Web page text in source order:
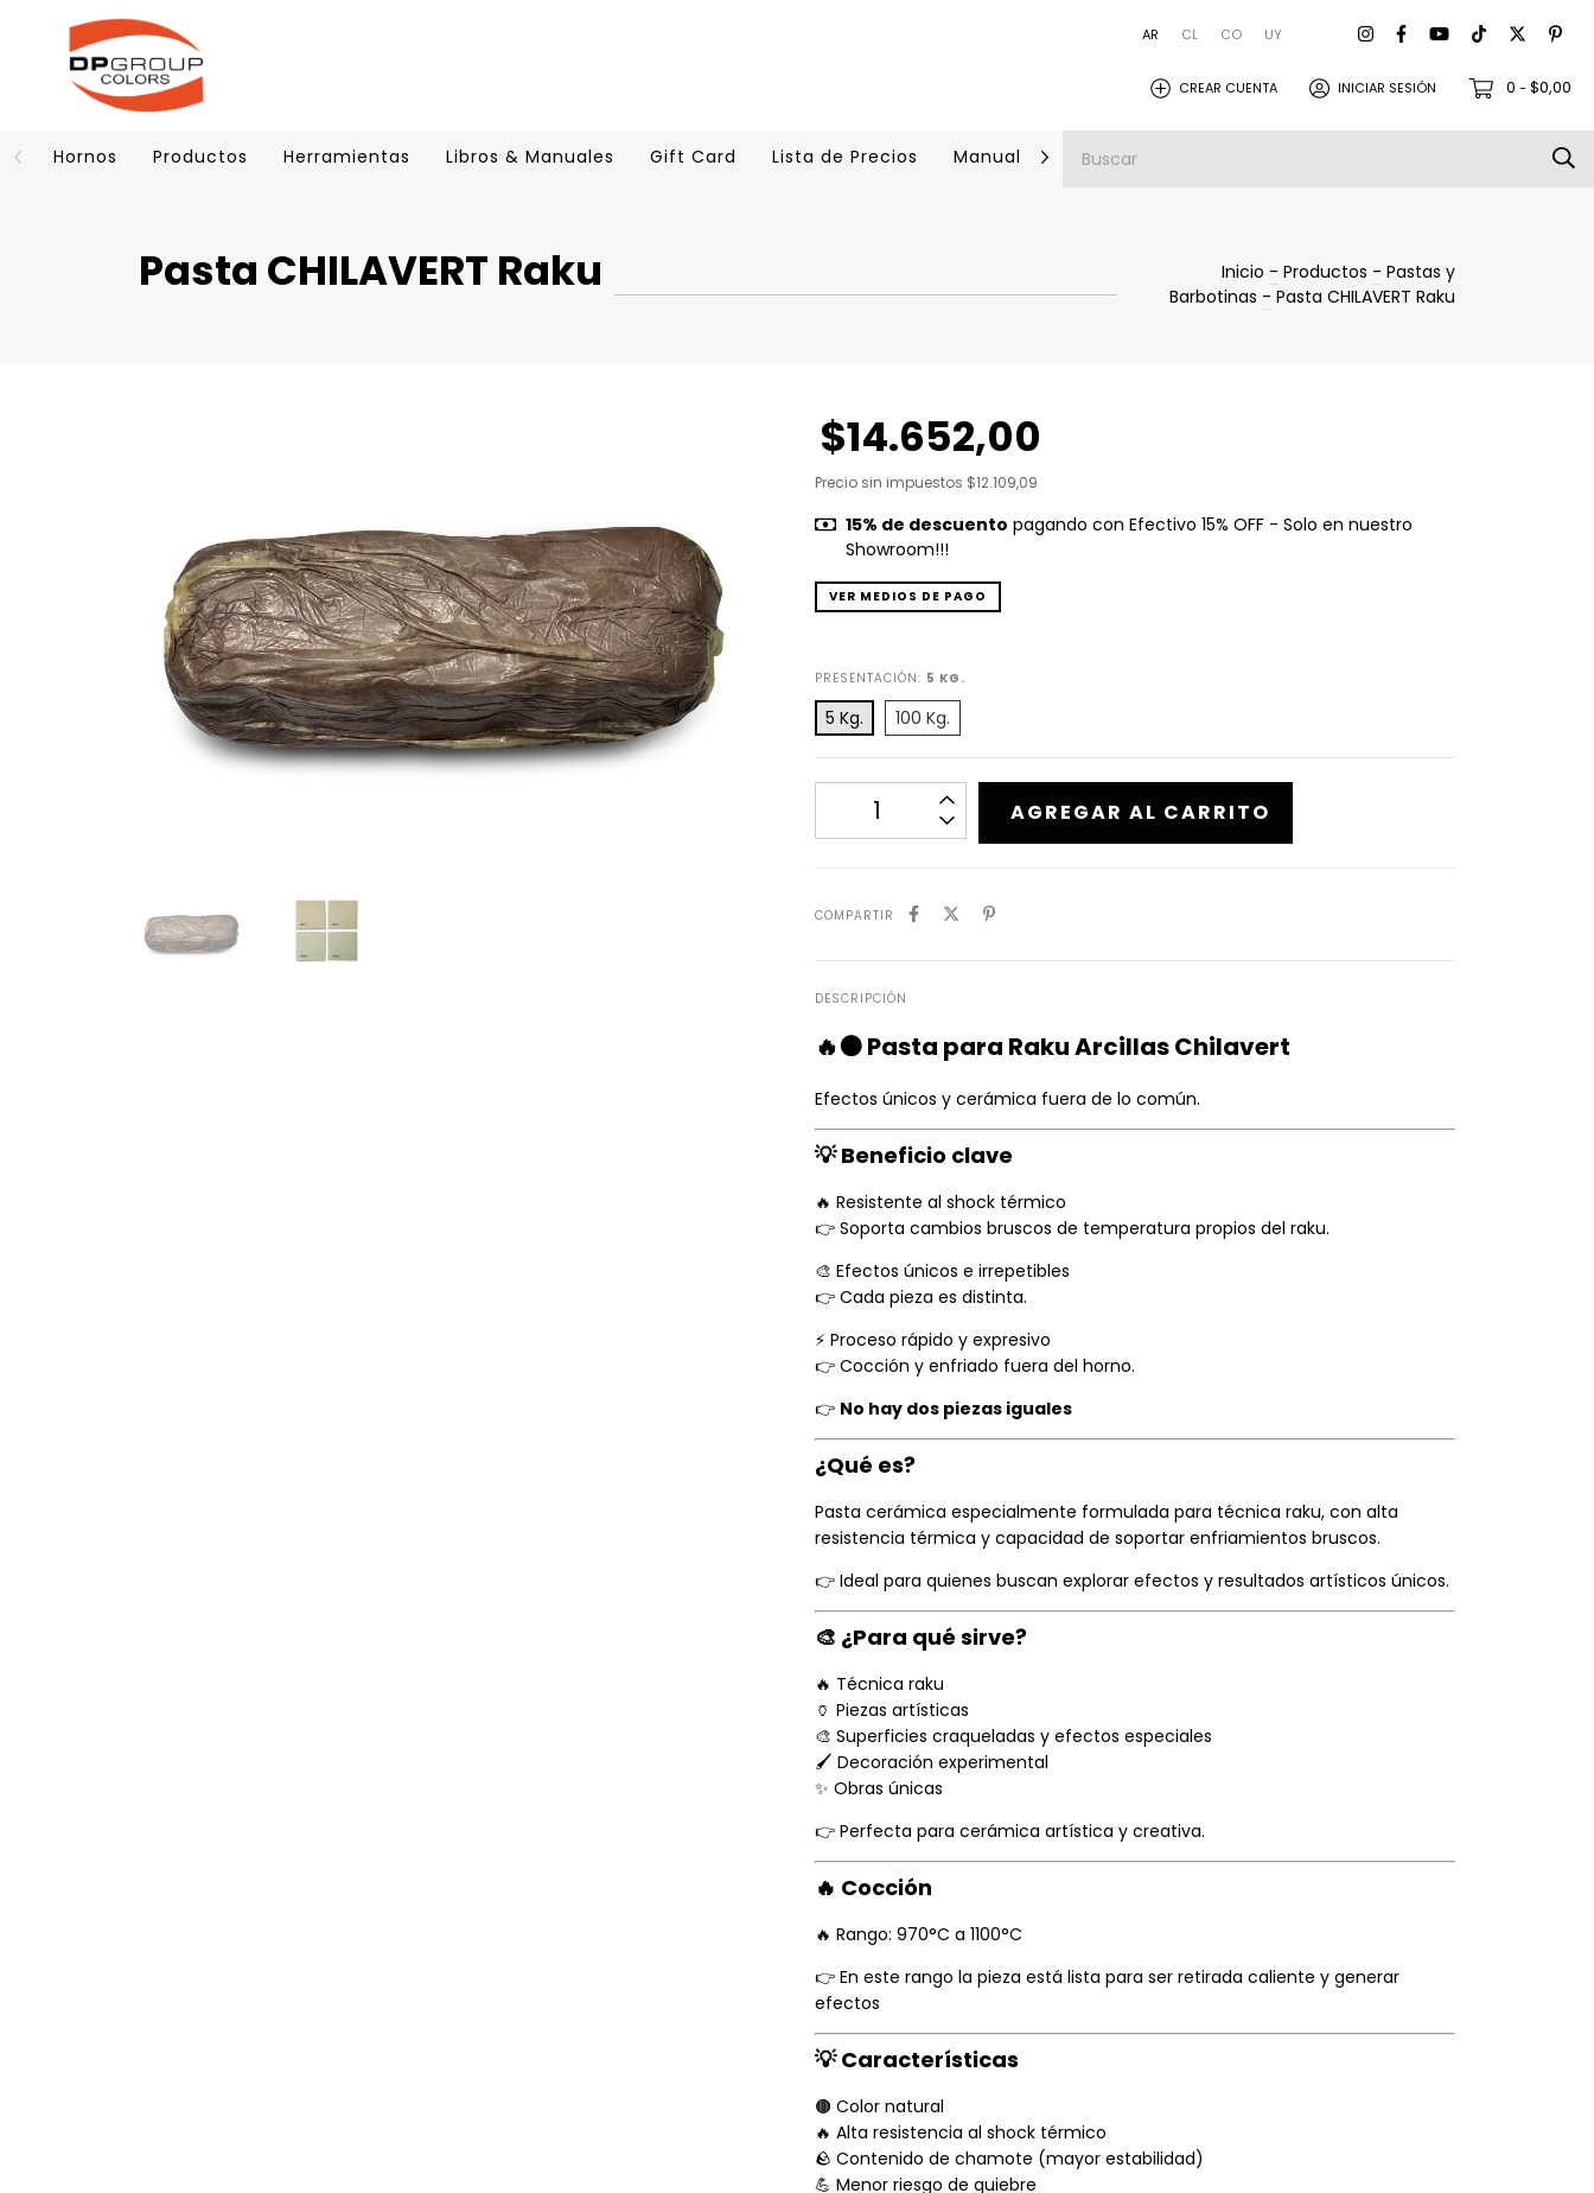
AR CL CO UY
CREAR CUENTA INICIAR SESIÓN 0 - $0,00
Hornos Productos Herramientas Libros & Manuales Gift Card Lista de Precios Manual Ceramistas
Pasta CHILAVERT Raku Inicio - Productos - Pastas y
Barbotinas - Pasta CHILAVERT Raku
$14.652,00
Precio sin impuestos $12.109,09
15% de descuento pagando con Efectivo 15% OFF - Solo en nuestro
Showroom!!!
VER MEDIOS DE PAGO
PRESENTACIÓN: 5 KG.
5 Kg. 100 Kg.
COMPARTIR
DESCRIPCIÓN
🔥🟤 Pasta para Raku Arcillas Chilavert
Efectos únicos y cerámica fuera de lo común.
💡 Beneficio clave
🔥 Resistente al shock térmico
👉 Soporta cambios bruscos de temperatura propios del raku.
🎨 Efectos únicos e irrepetibles
👉 Cada pieza es distinta.
⚡ Proceso rápido y expresivo
👉 Cocción y enfriado fuera del horno.
👉 No hay dos piezas iguales
¿Qué es?
Pasta cerámica especialmente formulada para técnica raku, con alta
resistencia térmica y capacidad de soportar enfriamientos bruscos.
👉 Ideal para quienes buscan explorar efectos y resultados artísticos únicos.
🎨 ¿Para qué sirve?
🔥 Técnica raku
🏺 Piezas artísticas
🎨 Superficies craqueladas y efectos especiales
🖌️ Decoración experimental
✨ Obras únicas
👉 Perfecta para cerámica artística y creativa.
🔥 Cocción
🔥 Rango: 970°C a 1100°C
👉 En este rango la pieza está lista para ser retirada caliente y generar
efectos
💡 Características
🟤 Color natural
🔥 Alta resistencia al shock térmico
🪨 Contenido de chamote (mayor estabilidad)
💪 Menor riesgo de quiebre